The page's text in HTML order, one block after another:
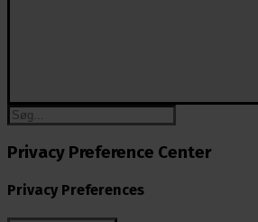
Privacy Preference Center
Privacy Preferences